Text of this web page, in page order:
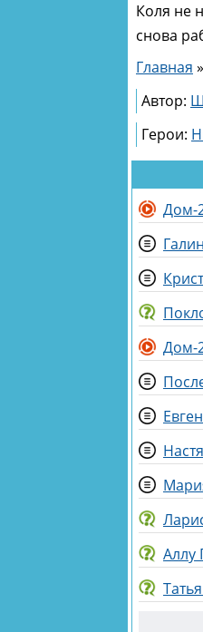
Коля не
снова
Главная »
Автор:
Герои:
Дом-
Дом-
Аллу